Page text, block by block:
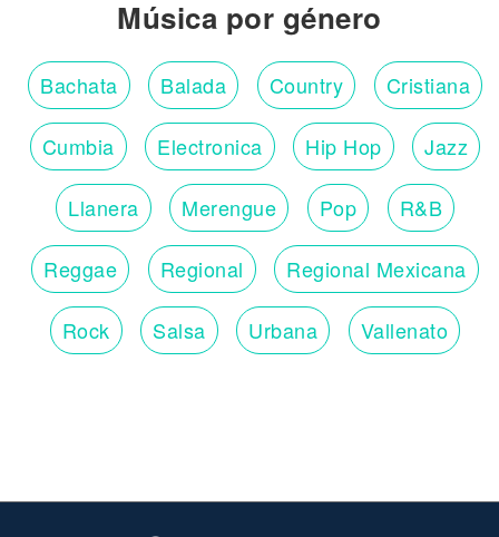
Música por género
Bachata Balada Country Cristiana
Cumbia Electronica Hip Hop Jazz
Llanera Merengue Pop R&B
Reggae Regional Regional Mexicana
Rock Salsa Urbana Vallenato